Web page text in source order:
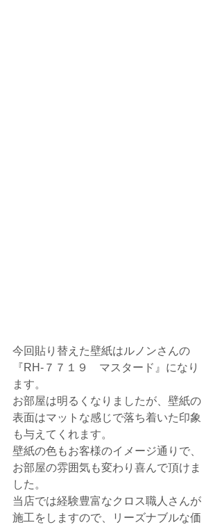
今回貼り替えた壁紙はルノンさんの
『RH‐７７１９　マスタード』になり
ます。
お部屋は明るくなりましたが、壁紙の
表面はマットな感じで落ち着いた印象
も与えてくれます。
壁紙の色もお客様のイメージ通りで、
お部屋の雰囲気も変わり喜んで頂けま
した。
当店では経験豊富なクロス職人さんが
施工をしますので、リーズナブルな価